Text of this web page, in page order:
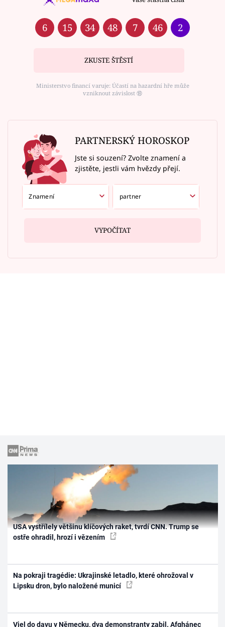
6 15 34 48 7 46 2
ZKUSTE ŠTĚSTÍ
Ministerstvo financí varuje: Účastí na hazardní hře může
vzniknout závislost ⑱
PARTNERSKÝ HOROSKOP
Jste si souzení? Zvolte znamení a
zjistěte, jestli vám hvězdy přejí.
VYPOČÍTAT
USA vystřílely většinu klíčových raket, tvrdí CNN. Trump se
ostře ohradil, hrozí i vězením
Na pokraji tragédie: Ukrajinské letadlo, které ohrožoval v
Lipsku dron, bylo naložené municí
Vjel do davu v Německu, dva demonstranty zabil. Afghánec